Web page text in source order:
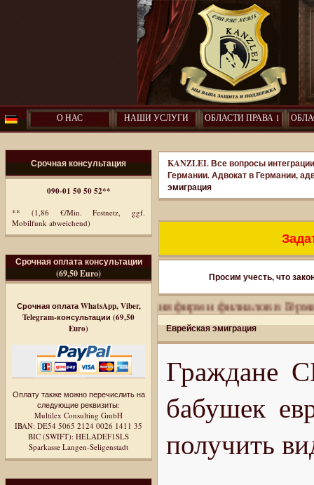
О НАС НАШИ УСЛУГИ ОБЛАСТИ ПРАВА 1
Срочная консультация
090-01 50 50 52**
** (1,86 €/Min. Festnetz, ggf.
Mobilfunk abweichend)
Срочная оплата консультации
(69,50 Euro)
Срочная оплата WhatsApp, Viber,
Telegram-консультации (69,50
Euro)
Оплату также можно перечислить на
следующие реквизиты:
Multilex Consulting GmbH
IBAN: DE54 5065 2124 0026 1411 35
BIC (SWIFT): HELADEF1SLS
Sparkasse Langen-Seligenstadt
KANZLEI. Все вопросы
Германии. Адвокат в Германии,
эмиграция
Просим учесть, что
Регистрация фирм и филиалов в Германии.
Еврейская эмиграция
Граждане
бабушек
получить